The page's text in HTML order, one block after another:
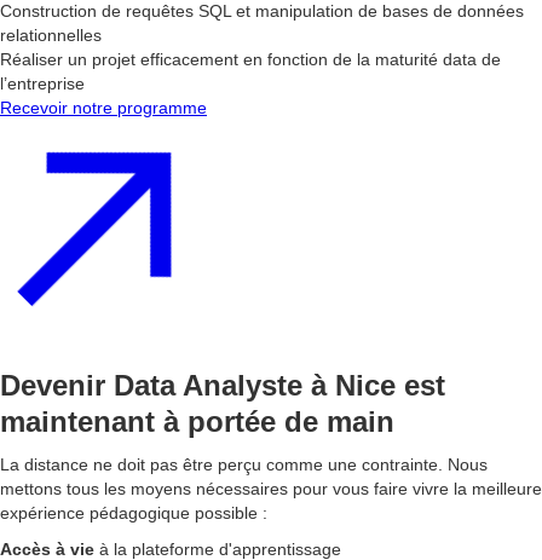
Construction de requêtes SQL et manipulation de bases de données
relationnelles
Réaliser un projet efficacement en fonction de la maturité data de
l’entreprise
Recevoir notre programme
Devenir Data Analyste à Nice est
maintenant à portée de main
La distance ne doit pas être perçu comme une contrainte. Nous
mettons tous les moyens nécessaires pour vous faire vivre la meilleure
expérience pédagogique possible :
Accès à vie à la plateforme d'apprentissage